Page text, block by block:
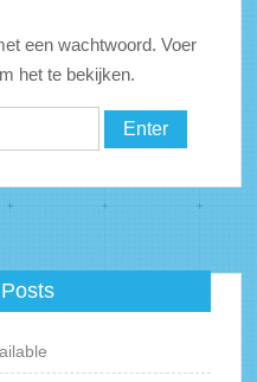
een wachtwoord. Voer
het te bekijken.